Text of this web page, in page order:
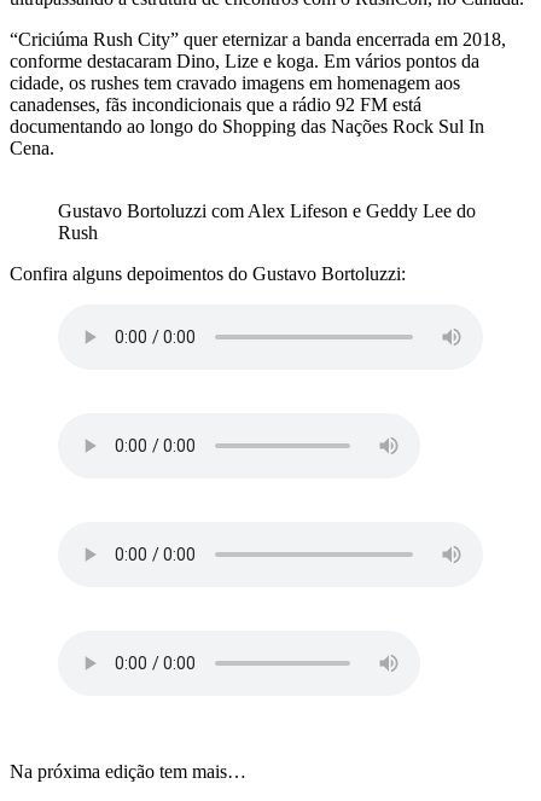
“Criciúma Rush City” quer eternizar a banda encerrada em 2018,
conforme destacaram Dino, Lize e koga. Em vários pontos da
cidade, os rushes tem cravado imagens em homenagem aos
canadenses, fãs incondicionais que a rádio 92 FM está
documentando ao longo do Shopping das Nações Rock Sul In
Cena.
Gustavo Bortoluzzi com Alex Lifeson e Geddy Lee do
Rush
Confira alguns depoimentos do Gustavo Bortoluzzi:
Na próxima edição tem mais…